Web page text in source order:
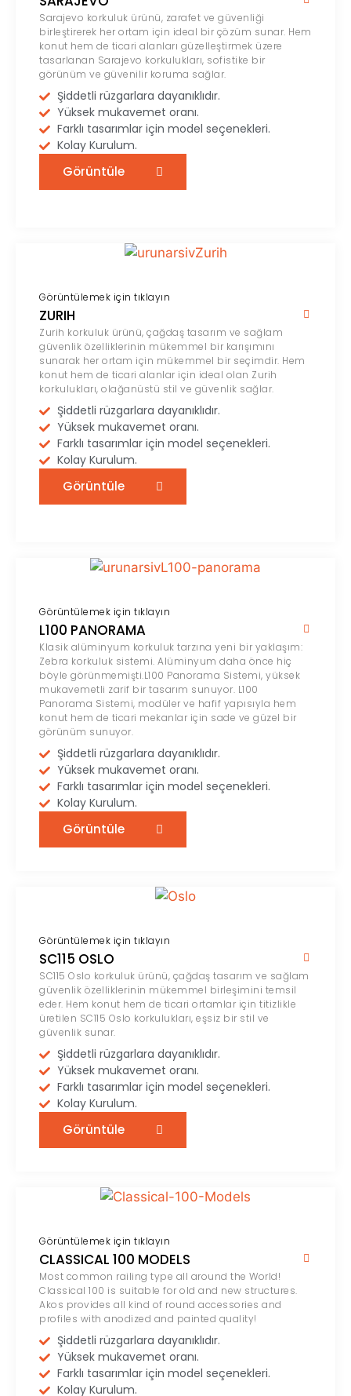
Sarajevo korkuluk ürünü, zarafet ve güvenliği
birleştirerek her ortam için ideal bir çözüm sunar. Hem
konut hem de ticari alanları güzelleştirmek üzere
tasarlanan Sarajevo korkulukları, sofistike bir
görünüm ve güvenilir koruma sağlar.
Şiddetli rüzgarlara dayanıklıdır.
Yüksek mukavemet oranı.
Farklı tasarımlar için model seçenekleri.
Kolay Kurulum.
Görüntüle
Görüntülemek için tıklayın
ZURIH
Zurih korkuluk ürünü, çağdaş tasarım ve sağlam
güvenlik özelliklerinin mükemmel bir karışımını
sunarak her ortam için mükemmel bir seçimdir. Hem
konut hem de ticari alanlar için ideal olan Zurih
korkulukları, olağanüstü stil ve güvenlik sağlar.
Şiddetli rüzgarlara dayanıklıdır.
Yüksek mukavemet oranı.
Farklı tasarımlar için model seçenekleri.
Kolay Kurulum.
Görüntüle
Görüntülemek için tıklayın
L100 PANORAMA
Klasik alüminyum korkuluk tarzına yeni bir yaklaşım:
Zebra korkuluk sistemi. Alüminyum daha önce hiç
böyle görünmemişti.L100 Panorama Sistemi, yüksek
mukavemetli zarif bir tasarım sunuyor. L100
Panorama Sistemi, modüler ve hafif yapısıyla hem
konut hem de ticari mekanlar için sade ve güzel bir
görünüm sunuyor.
Şiddetli rüzgarlara dayanıklıdır.
Yüksek mukavemet oranı.
Farklı tasarımlar için model seçenekleri.
Kolay Kurulum.
Görüntüle
Görüntülemek için tıklayın
SC115 OSLO
SC115 Oslo korkuluk ürünü, çağdaş tasarım ve sağlam
güvenlik özelliklerinin mükemmel birleşimini temsil
eder. Hem konut hem de ticari ortamlar için titizlikle
üretilen SC115 Oslo korkulukları, eşsiz bir stil ve
güvenlik sunar.
Şiddetli rüzgarlara dayanıklıdır.
Yüksek mukavemet oranı.
Farklı tasarımlar için model seçenekleri.
Kolay Kurulum.
Görüntüle
Görüntülemek için tıklayın
CLASSICAL 100 MODELS
Most common railing type all around the World!
Classical 100 is suitable for old and new structures.
Akos provides all kind of round accessories and
profiles with anodized and painted quality!
Şiddetli rüzgarlara dayanıklıdır.
Yüksek mukavemet oranı.
Farklı tasarımlar için model seçenekleri.
Kolay Kurulum.